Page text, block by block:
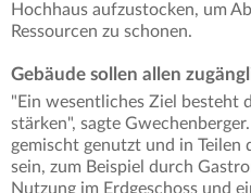
Hochhaus aufzustocken, um
Ressourcen zu schonen.
Gebäude sollen allen
"Ein wesentliches Ziel besteht
stärken", sagte
gemischt genutzt und in
sein, zum Beispiel durch
Nutzung im Erdgeschoss und